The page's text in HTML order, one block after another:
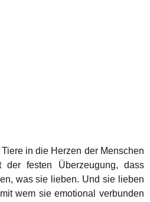
in die Herzen der Menschen
festen Überzeugung, dass
was sie lieben. Und sie lieben
wem sie emotional verbunden